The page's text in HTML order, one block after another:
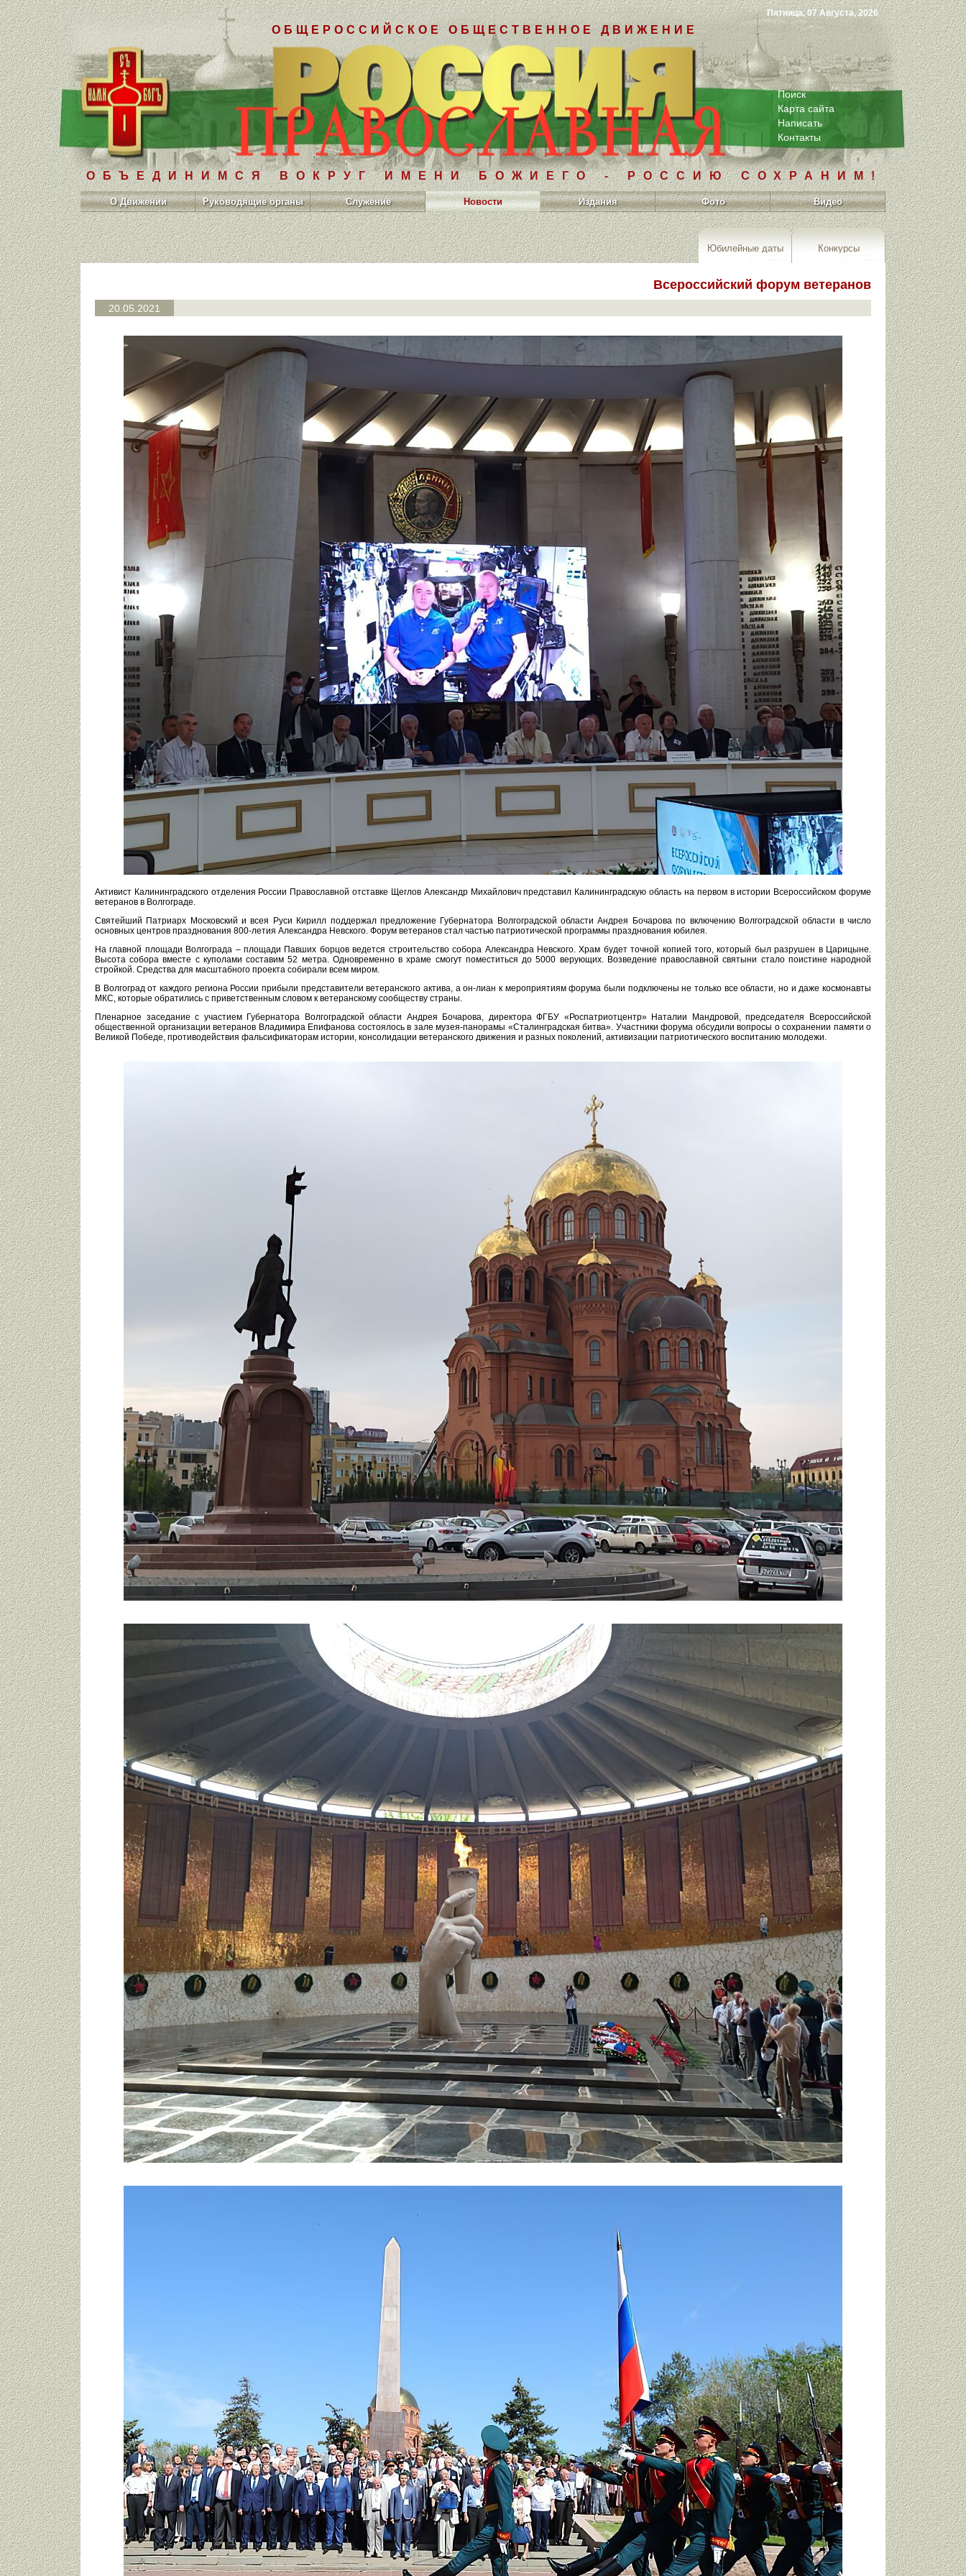
Пятница, 07 Августа, 2026
ОБЩЕРОССИЙСКОЕ ОБЩЕСТВЕННОЕ ДВИЖЕНИЕ
Поиск
Карта сайта
Написать
Контакты
ОБЪЕДИНИМСЯ ВОКРУГ ИМЕНИ БОЖИЕГО - РОССИЮ СОХРАНИМ!
О Движении Руководящие органы Служение Новости Издания Фото Видео
Юбилейные даты Конкурсы
Всероссийский форум ветеранов
20.05.2021
Активист Калининградского отделения России Православной отставке Щеглов Александр Михайлович представил Калининградскую область на первом в истории Всероссийском форуме
ветеранов в Волгограде.
Святейший Патриарх Московский и всея Руси Кирилл поддержал предложение Губернатора Волгоградской области Андрея Бочарова по включению Волгоградской области в число
основных центров празднования 800-летия Александра Невского. Форум ветеранов стал частью патриотической программы празднования юбилея.
На главной площади Волгограда – площади Павших борцов ведется строительство собора Александра Невского. Храм будет точной копией того, который был разрушен в Царицыне.
Высота собора вместе с куполами составим 52 метра. Одновременно в храме смогут поместиться до 5000 верующих. Возведение православной святыни стало поистине народной
стройкой. Средства для масштабного проекта собирали всем миром.
В Волгоград от каждого региона России прибыли представители ветеранского актива, а он-лиан к мероприятиям форума были подключены не только все области, но и даже космонавты
МКС, которые обратились с приветственным словом к ветеранскому сообществу страны.
Пленарное заседание с участием Губернатора Волгоградской области Андрея Бочарова, директора ФГБУ «Роспатриотцентр» Наталии Мандровой, председателя Всероссийской
общественной организации ветеранов Владимира Епифанова состоялось в зале музея-панорамы «Сталинградская битва». Участники форума обсудили вопросы о сохранении памяти о
Великой Победе, противодействия фальсификаторам истории, консолидации ветеранского движения и разных поколений, активизации патриотического воспитанию молодежи.